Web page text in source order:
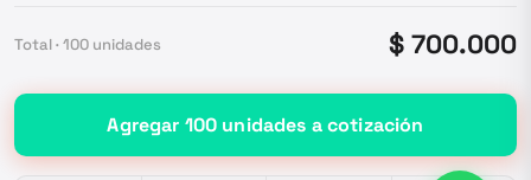
Total · 100 unidades $ 700.000
Agregar 100 unidades a cotización